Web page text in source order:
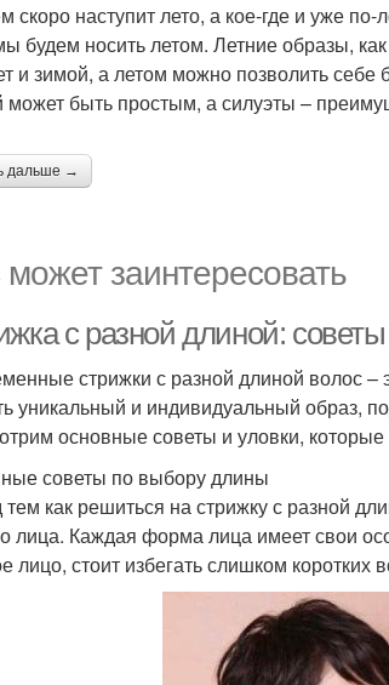
скоро наступит лето, а кое-где и уже
будем носить летом. Летние образы,
и зимой, а летом можно позволить
быть простым, а силуэты –
дальше →
заинтересовать
с разной длиной:
стрижки с разной длиной волос –
уникальный и индивидуальный образ,
основные советы и уловки,
советы по выбору длины
как решиться на стрижку с разной
лица. Каждая форма лица имеет свои
лицо, стоит избегать слишком